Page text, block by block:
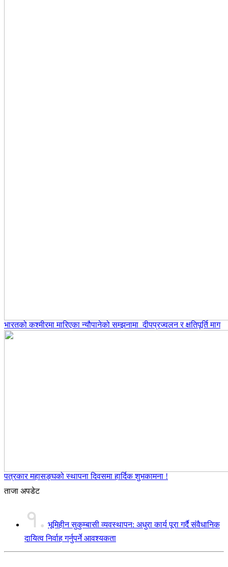
भारतको कश्मीरमा मारिएका न्यौपानेको सम्झनामा दीपप्रज्वलन र क्षतिपूर्ति माग
पत्रकार महासङ्घको स्थापना दिवसमा हार्दिक शुभकामना !
ताजा अपडेट
१. भूमिहीन सुकुम्बासी व्यवस्थापन: अधुरा कार्य पूरा गर्दै संवैधानिक
दायित्व निर्वाह गर्नुपर्ने आवश्यकता